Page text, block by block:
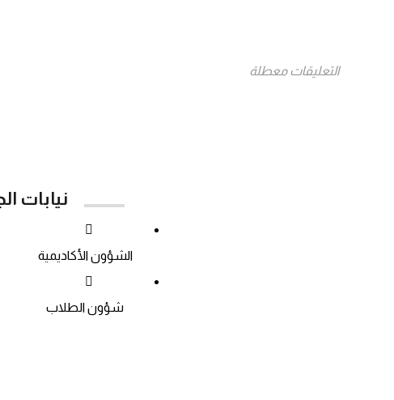
التعليقات معطلة
نيابات
الشؤون الأكاديمية
شؤون الطلاب